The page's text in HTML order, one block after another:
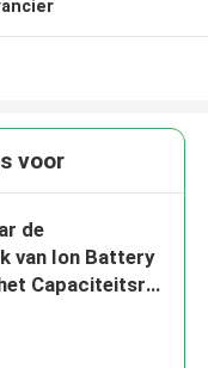
voor
de
van Ion Battery
Capaciteitsrc